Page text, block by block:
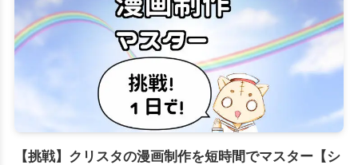
【挑戦】クリスタの漫画制作を短時間でマスター【シ